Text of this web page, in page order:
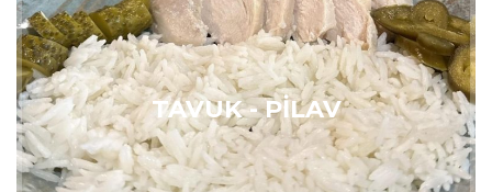
TAVUK - PİLAV